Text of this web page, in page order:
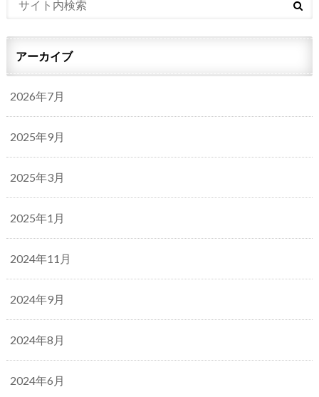
アーカイブ
2026年7月
2025年9月
2025年3月
2025年1月
2024年11月
2024年9月
2024年8月
2024年6月